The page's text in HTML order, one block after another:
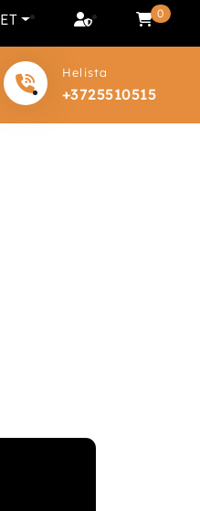
ET 0
Helista
+3725510515